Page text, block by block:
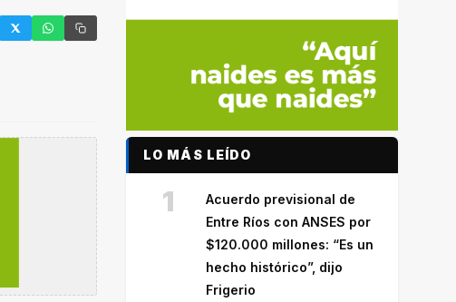
X / TwitterWhatsAppCopiar enlace
LO MÁS LEÍDO
1
Acuerdo previsional de
Entre Ríos con ANSES por
$120.000 millones: “Es un
hecho histórico”, dijo
Frigerio